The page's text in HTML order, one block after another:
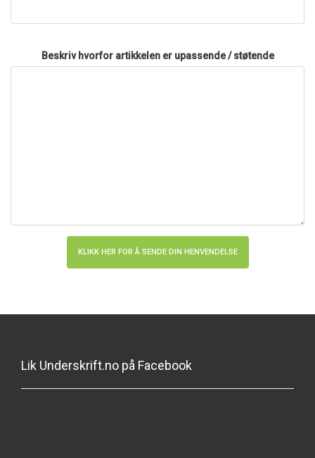
Beskriv hvorfor artikkelen er upassende / støtende
Lik Underskrift.no på Facebook